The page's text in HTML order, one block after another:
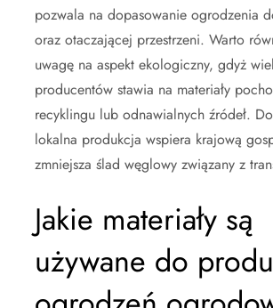
pozwala na dopasowanie ogrodzenia
oraz otaczającej przestrzeni. Warto
uwagę na aspekt ekologiczny, gdyż
producentów stawia na materiały
recyklingu lub odnawialnych źródeł.
lokalna produkcja wspiera krajową
zmniejsza ślad węglowy związany z
Jakie materiały są
używane do